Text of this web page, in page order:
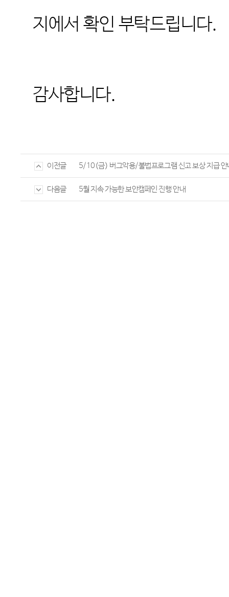
지에서 확인 부탁드립니다.
감사합니다.
이전글 5/10(금) 버그악용/불법프로그램 신고 보상 지급 안
다음글 5월 지속 가능한 보안캠페인 진행 안내